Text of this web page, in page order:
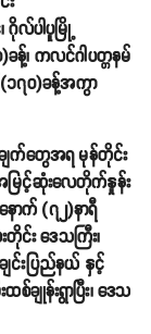
ဂိုလ်ပါပူမြို့
၊ ကလင်ဂါပတ္တနမ်
၇၀)ခန့်အကွာ
ျက်တွေအရ မုန်တိုင်း
ြင့်ဆုံးလေတိုက်နှုန်း
ောက် (၇၂)နာရီ
င်း ဒေသကြီး၊
ျင်းပြည်နယ် နှင့်
ချုန်းရွာပြီး၊ ဒေသ